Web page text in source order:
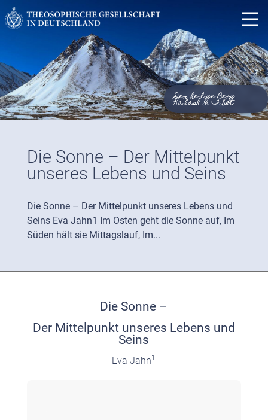
Der heilige Berg
Kailash in Tibet
Die Sonne – Der Mittelpunkt
unseres Lebens und Seins
Die Sonne – Der Mittelpunkt unseres Lebens und
Seins Eva Jahn1 Im Osten geht die Sonne auf, Im
Süden hält sie Mittagslauf, Im...
Die Sonne –
Der Mittelpunkt unseres Lebens und
Seins
Eva Jahn1